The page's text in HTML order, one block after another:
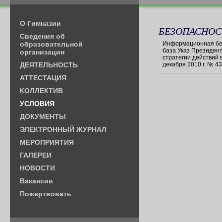
О Гимназии
Cведения об
образовательной
организации
ДЕЯТЕЛЬНОСТЬ
АТТЕСТАЦИЯ
КОЛЛЕКТИВ
УСЛОВИЯ
ДОКУМЕНТЫ
ЭЛЕКТРОННЫЙ ЖУРНАЛ
МЕРОПРИЯТИЯ
ГАЛЕРЕИ
НОВОСТИ
Вакансии
Пожертвовать
Информационная
база Указ
стратегии
декабря 2010 г. №